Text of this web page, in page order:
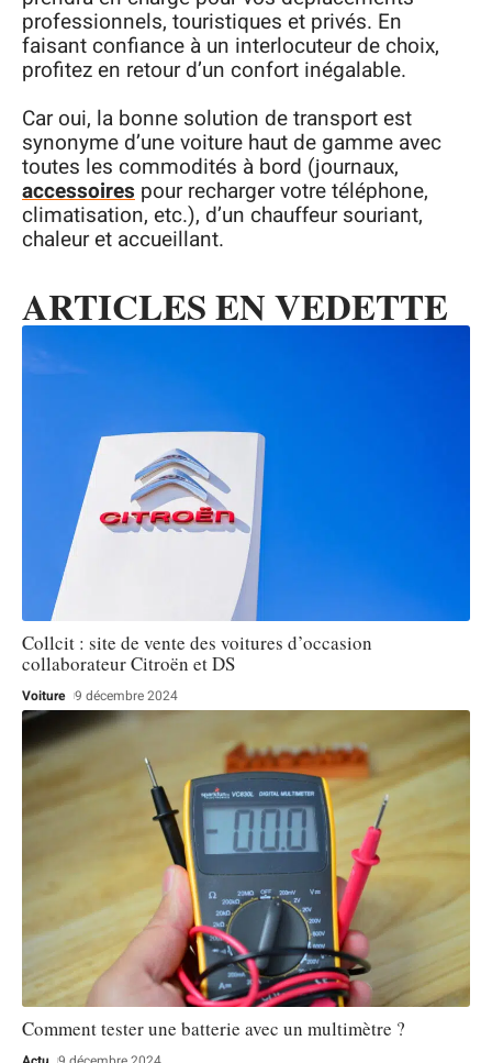
professionnels, touristiques et privés. En
faisant confiance à un interlocuteur de choix,
profitez en retour d’un confort inégalable.
Car oui, la bonne solution de transport est
synonyme d’une voiture haut de gamme avec
toutes les commodités à bord (journaux,
accessoires pour recharger votre téléphone,
climatisation, etc.), d’un chauffeur souriant,
chaleur et accueillant.
ARTICLES EN VEDETTE
Collcit : site de vente des voitures d’occasion
collaborateur Citroën et DS
Voiture 9 décembre 2024
Comment tester une batterie avec un multimètre ?